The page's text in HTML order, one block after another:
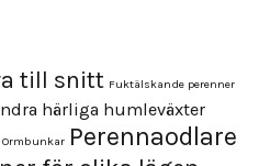
till snitt Fuktälskande perenner
härliga humleväxter
Ormbunkar Perennaodlare